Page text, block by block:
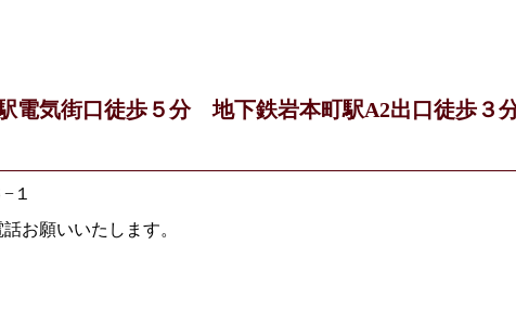
電気街口徒歩５分 地下鉄岩本町駅A2出口徒歩
１
お願いいたします。